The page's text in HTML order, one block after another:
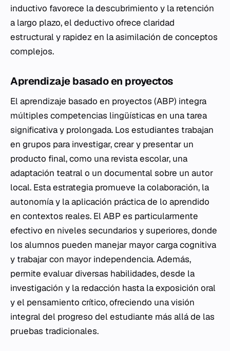
inductivo favorece la descubrimiento y la retención
a largo plazo, el deductivo ofrece claridad
estructural y rapidez en la asimilación de conceptos
complejos.
Aprendizaje basado en proyectos
El aprendizaje basado en proyectos (ABP) integra
múltiples competencias lingüísticas en una tarea
significativa y prolongada. Los estudiantes trabajan
en grupos para investigar, crear y presentar un
producto final, como una revista escolar, una
adaptación teatral o un documental sobre un autor
local. Esta estrategia promueve la colaboración, la
autonomía y la aplicación práctica de lo aprendido
en contextos reales. El ABP es particularmente
efectivo en niveles secundarios y superiores, donde
los alumnos pueden manejar mayor carga cognitiva
y trabajar con mayor independencia. Además,
permite evaluar diversas habilidades, desde la
investigación y la redacción hasta la exposición oral
y el pensamiento crítico, ofreciendo una visión
integral del progreso del estudiante más allá de las
pruebas tradicionales.